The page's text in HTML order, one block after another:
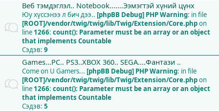
Веб тэмдэглэл.. Notebook.......Ээмэгтэй хүний цүнх
Юу хүссэнээ л бич дээ.. [phpBB Debug] PHP Warning: in file
[ROOT]/vendor/twig/twig/lib/Twig/Extension/Core.phpon
line 1266: count(): Parameter must be an array or an object
that implements Countable
Сэдэв: 9
Games...PC.. PS3..XBOX 360.. SEGA....Фантази ..
Come on U Gamers... [phpBB Debug] PHP Warning: in file
[ROOT]/vendor/twig/twig/lib/Twig/Extension/Core.phpon
line 1266: count(): Parameter must be an array or an object
that implements Countable
Сэдэв: 5